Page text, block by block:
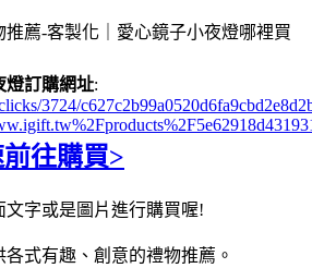
薦-客製化｜愛心鏡子小夜燈哪裡買
燈訂購網址:
3724/
往購買>
字或是圖片進行購買喔!
式有趣、創意的禮物推薦。